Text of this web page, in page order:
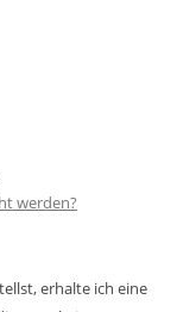
werden?
erhalte ich eine